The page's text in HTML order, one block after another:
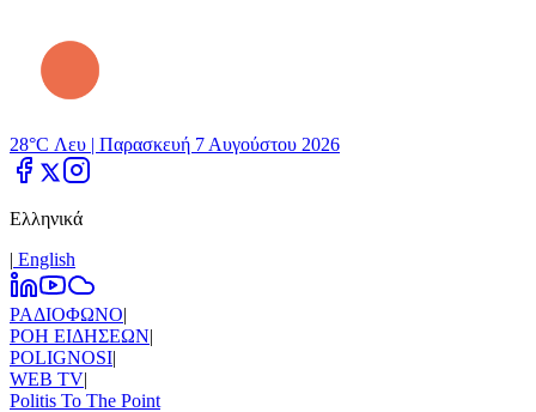
28°C Λευ | Παρασκευή 7 Αυγούστου 2026
Ελληνικά
| Εnglish
ΡΑΔΙΟΦΩΝΟ|
ΡΟΗ ΕΙΔΗΣΕΩΝ|
POLIGNOSI|
WEB TV|
Politis To The Point